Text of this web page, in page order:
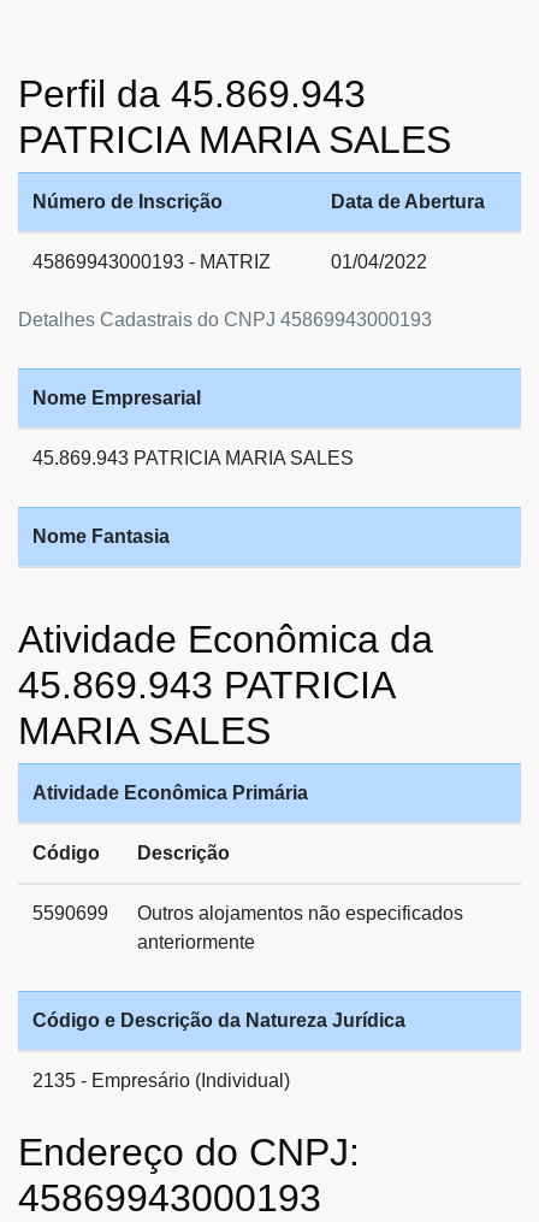
Perfil da 45.869.943
PATRICIA MARIA SALES
Detalhes Cadastrais do CNPJ 45869943000193
Número de Inscrição Data de Abertura
45869943000193 - MATRIZ 01/04/2022
Nome Empresarial
45.869.943 PATRICIA MARIA SALES
Nome Fantasia
Atividade Econômica da
45.869.943 PATRICIA
MARIA SALES
Atividade Econômica Primária
Código Descrição
5590699
Outros alojamentos não especificados
anteriormente
Código e Descrição da Natureza Jurídica
2135 - Empresário (Individual)
Endereço do CNPJ:
45869943000193